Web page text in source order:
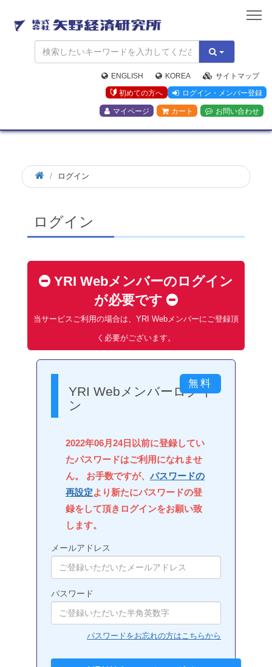
矢
野
経
済
研
究
所
ENGLISH KOREA
サイトマップ
初めての方へ
ログイン・メンバー登録
マイページ カート お問い合わせ
ログイン
ログイン
YRI Webメンバーのログイン
が必要です
当サービスご利用の場合は、YRI Webメンバーにご登録頂
く必要がございます。
YRI Webメンバーログイ
ン
2022年06月24日以前に登録してい
たパスワードはご利用になれませ
ん。 お手数ですが、 パスワードの
再設定より新たにパスワードの登
録をして頂きログインをお願い致
します。
メールアドレス
パスワード
パスワードをお忘れの方はこちらから